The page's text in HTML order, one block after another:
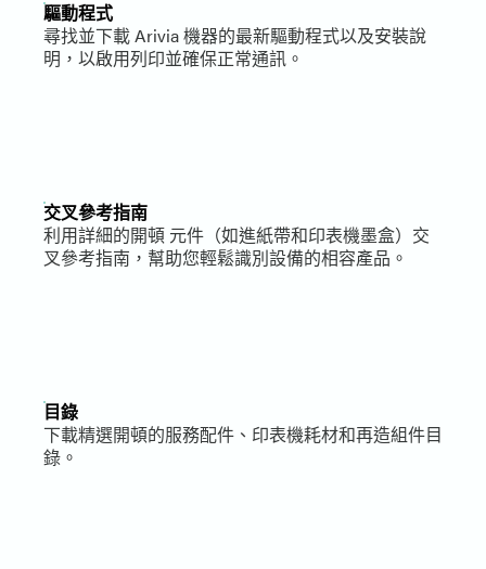
驅動程式
尋找並下載 Arivia 機器的最新驅動程式以及安裝說
明，以啟用列印並確保正常通訊。
交叉參考指南
利用詳細的開頓 元件（如進紙帶和印表機墨盒）交
叉參考指南，幫助您輕鬆識別設備的相容產品。
目錄
下載精選開頓的服務配件、印表機耗材和再造組件目
錄。